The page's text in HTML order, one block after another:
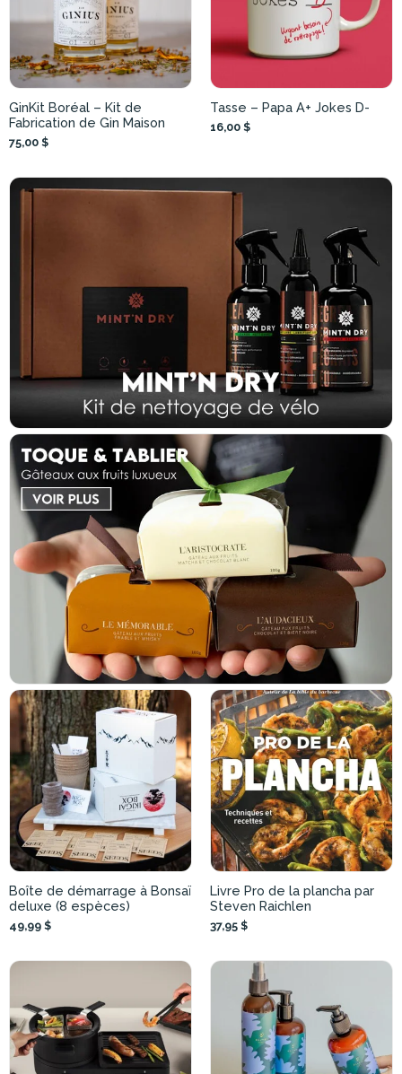
GinKit Boréal – Kit de
Fabrication de Gin Maison
75,00 $
Tasse – Papa A+ Jokes D-
16,00 $
Boîte de démarrage à Bonsaï
deluxe (8 espèces)
49,99 $
Livre Pro de la plancha par
Steven Raichlen
37,95 $